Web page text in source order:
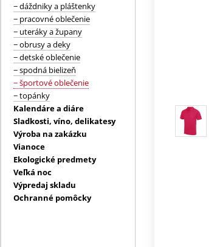
− dáždniky a pláštenky
− pracovné oblečenie
− uteráky a župany
− obrusy a deky
− detské oblečenie
− spodná bielizeň
− športové oblečenie
− topánky
Kalendáre a diáre
Sladkosti, víno, delikatesy
Výroba na zakázku
Vianoce
Ekologické predmety
Veľká noc
Výpredaj skladu
Ochranné pomôcky